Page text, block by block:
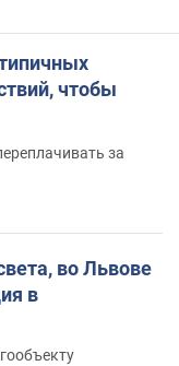
чтобы
за
во Львове
в